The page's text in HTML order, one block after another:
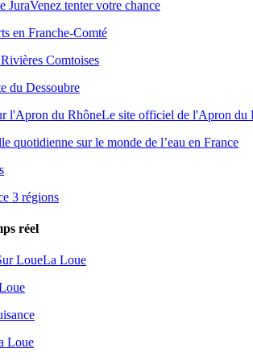
JuraVenez tenter votre chance
en Franche-Comté
Comtoises
du Dessoubre
l'Apron du RhôneLe site officiel de l'Apron du
quotidienne sur le monde de l’eau en France
3 régions
réel
LoueLa Loue
Loue